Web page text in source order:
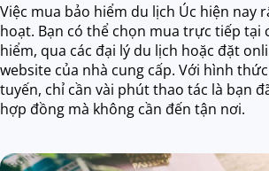
Việc mua bảo hiểm du lịch Úc hiện nay
hoạt. Bạn có thể chọn mua trực tiếp tại
hiểm, qua các đại lý du lịch hoặc đặt
website của nhà cung cấp. Với hình
tuyến, chỉ cần vài phút thao tác là bạn
hợp đồng mà không cần đến tận nơi.